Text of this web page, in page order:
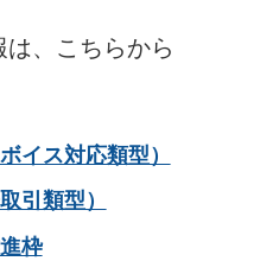
、こちらから
イス対応類型）
引類型）
枠